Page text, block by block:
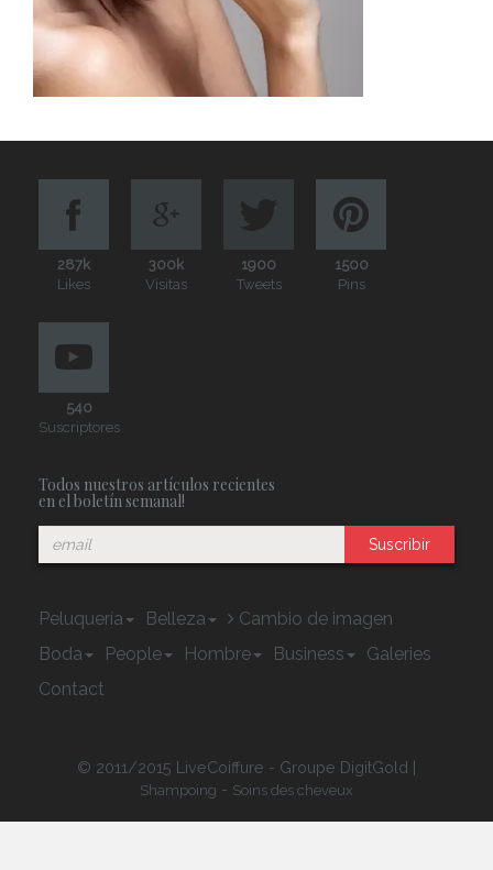
287k
Likes
300k
Visitas
1900
Tweets
1500
Pins
540
Suscriptores
Todos nuestros artículos recientes
en el boletín semanal!
Suscribir
Peluquería Belleza
Cambio de imagen
Boda
People Hombre Business
Galeries
Contact
© 2011/2015 LiveCoiffure - Groupe DigitGold |
Shampoing - Soins des cheveux